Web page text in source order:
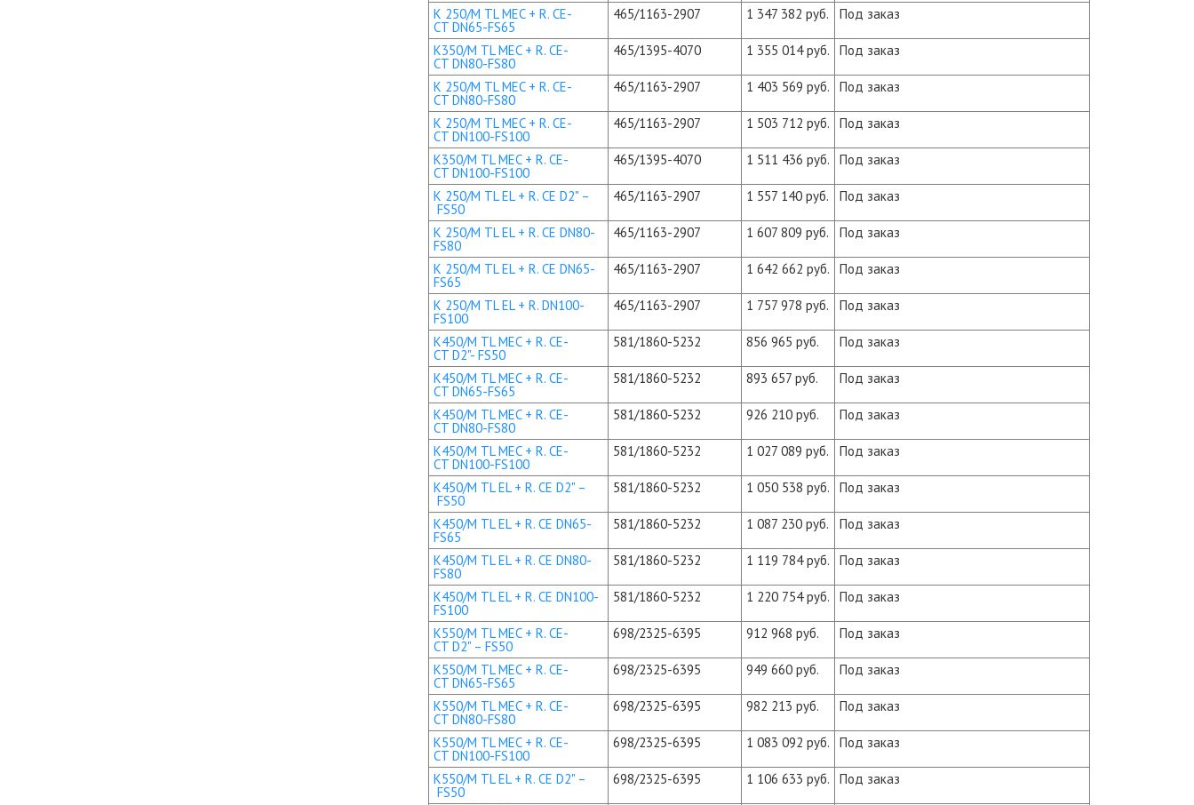
K 250/M TL MEC + R. CE-
CT DN65-FS65
465/1163-2907 1 347 382 руб. Под заказ
K350/M TL MEC + R. CE-
CT DN80-FS80
465/1395-4070 1 355 014 руб. Под заказ
K 250/M TL MEC + R. CE-
CT DN80-FS80
465/1163-2907 1 403 569 руб. Под заказ
K 250/M TL MEC + R. CE-
CT DN100-FS100
465/1163-2907 1 503 712 руб. Под заказ
K350/M TL MEC + R. CE-
CT DN100-FS100
465/1395-4070 1 511 436 руб. Под заказ
K 250/M TL EL + R. CE D2" –
FS50
465/1163-2907 1 557 140 руб. Под заказ
K 250/M TL EL + R. CE DN80-
FS80
465/1163-2907 1 607 809 руб. Под заказ
K 250/M TL EL + R. CE DN65-
FS65
465/1163-2907 1 642 662 руб. Под заказ
K 250/M TL EL + R. DN100-
FS100
465/1163-2907 1 757 978 руб. Под заказ
K450/M TL MEC + R. CE-
CT D2"- FS50
581/1860-5232 856 965 руб. Под заказ
K450/M TL MEC + R. CE-
CT DN65-FS65
581/1860-5232 893 657 руб. Под заказ
K450/M TL MEC + R. CE-
CT DN80-FS80
581/1860-5232 926 210 руб. Под заказ
K450/M TL MEC + R. CE-
CT DN100-FS100
581/1860-5232 1 027 089 руб. Под заказ
K450/M TL EL + R. CE D2" –
FS50
581/1860-5232 1 050 538 руб. Под заказ
K450/M TL EL + R. CE DN65-
FS65
581/1860-5232 1 087 230 руб. Под заказ
K450/M TL EL + R. CE DN80-
FS80
581/1860-5232 1 119 784 руб. Под заказ
K450/M TL EL + R. CE DN100-
FS100
581/1860-5232 1 220 754 руб. Под заказ
K550/M TL MEC + R. CE-
CT D2" – FS50
698/2325-6395 912 968 руб. Под заказ
K550/M TL MEC + R. CE-
CT DN65-FS65
698/2325-6395 949 660 руб. Под заказ
K550/M TL MEC + R. CE-
CT DN80-FS80
698/2325-6395 982 213 руб. Под заказ
K550/M TL MEC + R. CE-
CT DN100-FS100
698/2325-6395 1 083 092 руб. Под заказ
K550/M TL EL + R. CE D2" –
FS50
698/2325-6395 1 106 633 руб. Под заказ